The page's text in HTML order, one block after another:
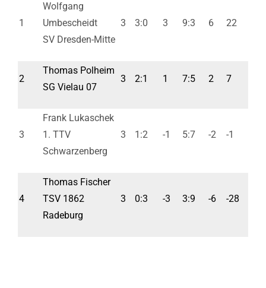
1
Wolfgang
Umbescheidt
SV Dresden-Mitte
3 3:0 3 9:3 6 22
2
Thomas Polheim
SG Vielau 07
3 2:1 1 7:5 2 7
3
Frank Lukaschek
1. TTV
Schwarzenberg
3 1:2 -1 5:7 -2 -1
4
Thomas Fischer
TSV 1862
Radeburg
3 0:3 -3 3:9 -6 -28